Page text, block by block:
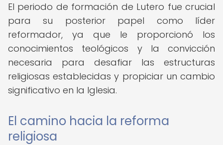
El periodo de formación de Lutero fue crucial
para su posterior papel como líder
reformador, ya que le proporcionó los
conocimientos teológicos y la convicción
necesaria para desafiar las estructuras
religiosas establecidas y propiciar un cambio
significativo en la Iglesia.
El camino hacia la reforma
religiosa